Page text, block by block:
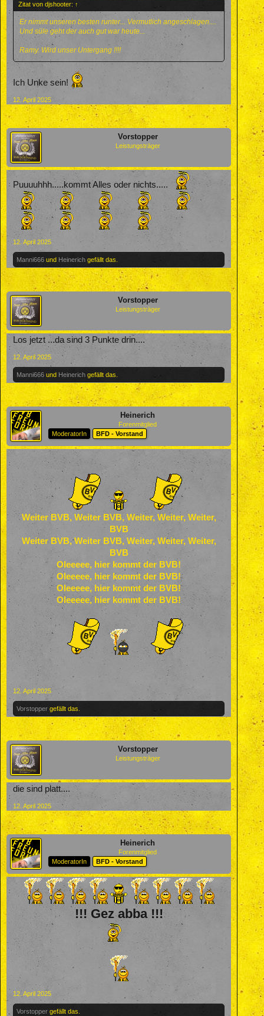
Zitat von djshooter: ↑
Er nimmt unseren besten runter... Vermutlich angeschlagen....
Und süle geht der auch gut war heute...
Ramy. Wird unser Untergang !!!!
Ich Unke sein!
12. April 2025
Vorstopper
Leistungsträger
Puuuuhhh.....kommt Alles oder nichts.....
12. April 2025
Manni666 und Heinerich gefällt das.
Vorstopper
Leistungsträger
Los jetzt ...da sind 3 Punkte drin....
12. April 2025
Manni666 und Heinerich gefällt das.
Heinerich
Forenmitglied
ModeratorIn
BFD - Vorstand
Weiter BVB, Weiter BVB, Weiter, Weiter, Weiter,
BVB
Weiter BVB, Weiter BVB, Weiter, Weiter, Weiter,
BVB
Oleeeee, hier kommt der BVB!
Oleeeee, hier kommt der BVB!
Oleeeee, hier kommt der BVB!
Oleeeee, hier kommt der BVB!
12. April 2025
Vorstopper gefällt das.
Vorstopper
Leistungsträger
die sind platt....
12. April 2025
Heinerich
Forenmitglied
ModeratorIn
BFD - Vorstand
!!! Gez abba !!!
12. April 2025
Vorstopper gefällt das.